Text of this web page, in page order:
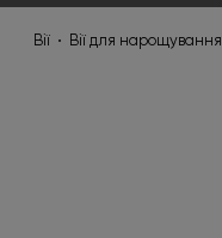
Вії Вії для нарощування